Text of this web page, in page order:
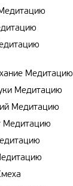
Медитацию
Медитацию
Медитацию
Медитацию